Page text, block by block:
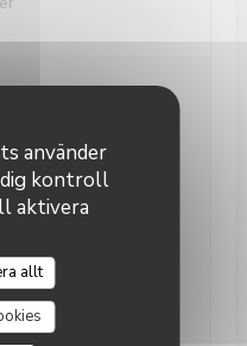
använder
dig kontroll
aktivera
allt
14:30 17:00 - 00:00